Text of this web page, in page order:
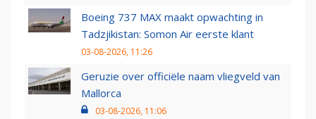
Boeing 737 MAX maakt opwachting in
Tadzjikistan: Somon Air eerste klant
03-08-2026, 11:26
Geruzie over officiële naam vliegveld van
Mallorca
03-08-2026, 11:06